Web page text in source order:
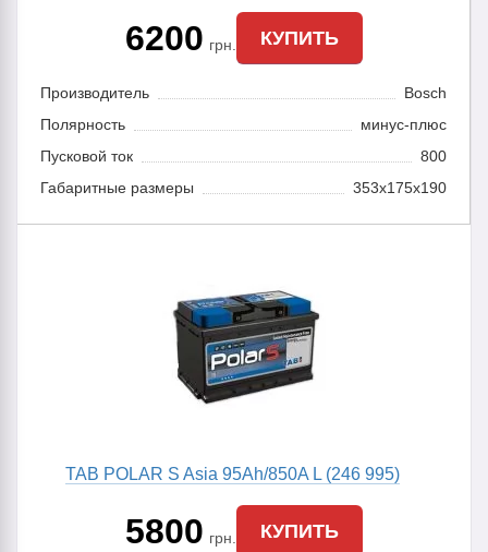
6200 грн. КУПИТЬ
Производитель
Bosch
Полярность
минус-плюс
Пусковой ток
800
Габаритные размеры
353x175x190
TAB POLAR S Asia 95Ah/850A L (246 995)
5800 грн. КУПИТЬ